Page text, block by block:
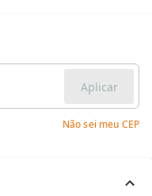
Aplicar
Não sei meu CEP